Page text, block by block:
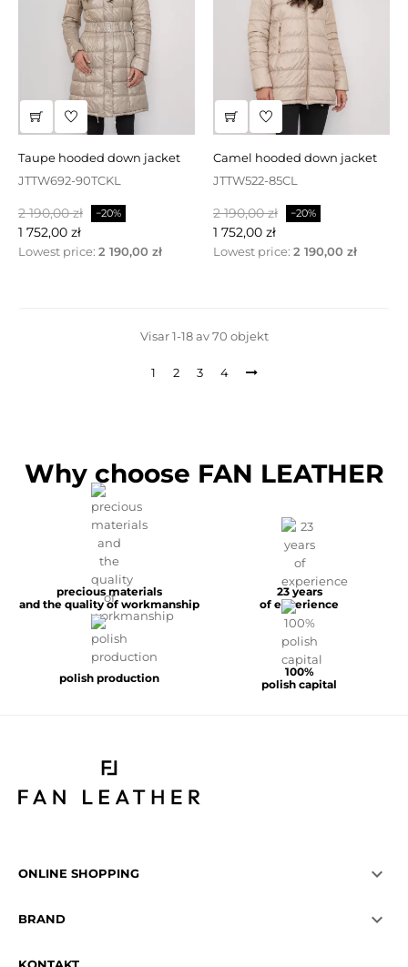
taupe hooded down jacket
JTTW692-90TCKL
Baspris
2 190,00 zł −20%
1 752,00 zł
Lowest price: 2 190,00 zł
camel hooded down jacket
JTTW522-85CL
Baspris
2 190,00 zł −20%
1 752,00 zł
Lowest price: 2 190,00 zł
Visar 1-18 av 70 objekt
1 2 3 4
Why choose FAN LEATHER
precious materials
and the quality of workmanship
23 years
of experience
polish production
100%
polish capital
ONLINE SHOPPING 
BRAND 